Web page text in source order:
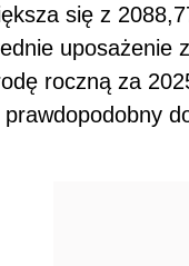
się z
uposażenie
roczną za